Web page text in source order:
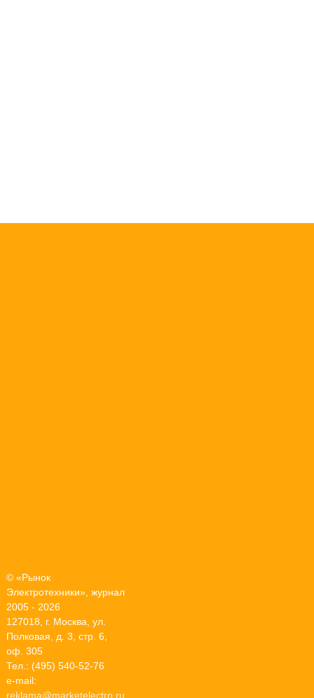
© «Рынок
Электротехники», журнал
2005 - 2026
127018, г. Москва, ул.
Полковая, д. 3, стр. 6,
оф. 305
Тел.: (495) 540-52-76
e-mail:
reklama@marketelectro.ru